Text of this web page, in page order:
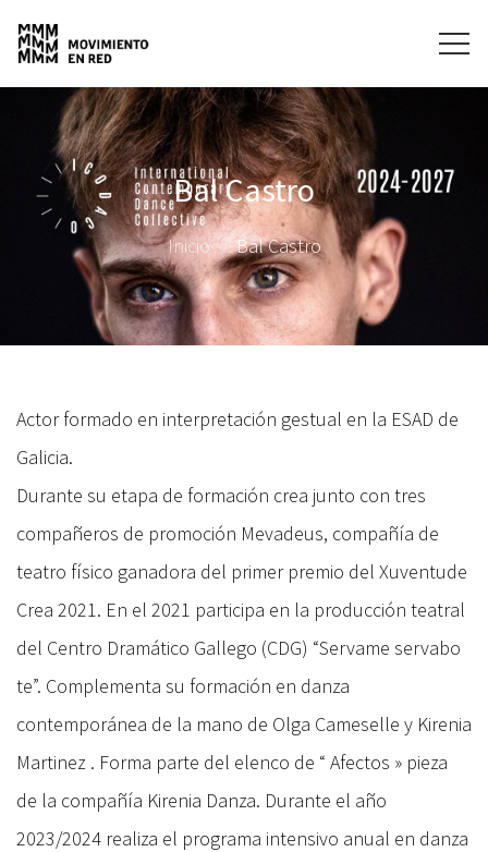
Bal Castro
Inicio Bal Castro
Actor formado en interpretación gestual en la ESAD de
Galicia.
Durante su etapa de formación crea junto con tres
compañeros de promoción Mevadeus, compañía de
teatro físico ganadora del primer premio del Xuventude
Crea 2021. En el 2021 participa en la producción teatral
del Centro Dramático Gallego (CDG) “Servame servabo
te”. Complementa su formación en danza
contemporánea de la mano de Olga Cameselle y Kirenia
Martinez . Forma parte del elenco de “ Afectos » pieza
de la compañía Kirenia Danza. Durante el año
2023/2024 realiza el programa intensivo anual en danza